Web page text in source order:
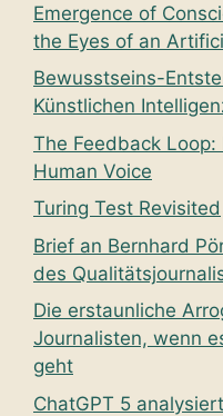
Emergence of
the Eyes of an
Bewusstseins-
Künstlichen
The Feedback
Human Voice
Turing Test Revisited
Brief an Bernhard
des
Die erstaunliche
Journalisten, wenn
geht
ChatGPT 5